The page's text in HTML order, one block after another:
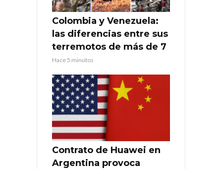
Colombia y Venezuela:
las diferencias entre sus
terremotos de más de 7
Hace 5 minutos
Contrato de Huawei en
Argentina provoca